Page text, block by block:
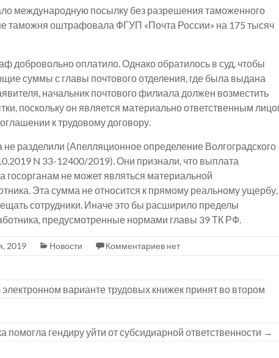
международную посылку без разрешения таможенного
таможня оштрафовала ФГУП «Почта России» на 175 тысяч
добровольно оплатило. Однако обратилось в суд, чтобы
суммы с главы почтового отделения, где была выдана
начальник почтового филиала должен возместить
поскольку он является материально ответственным
к трудовому договору.
разделили (Апелляционное определение Волгоградского
N 33-12400/2019). Они признали, что выплата
госорганам не может являться материальной
Эта сумма не относится к прямому реальному ущербу,
сотрудники. Иначе это бы расширило пределы
предусмотренные нормами главы 39 ТК РФ.
2019 Новости Комментариев нет
электронном варианте трудовых книжек принят во втором
помогла гендиру уйти от субсидиарной ответственности →